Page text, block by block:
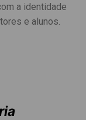
a identidade
e alunos.